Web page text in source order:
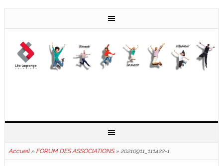
Accueil» FORUM DES ASSOCIATIONS» 20210911_111422-1